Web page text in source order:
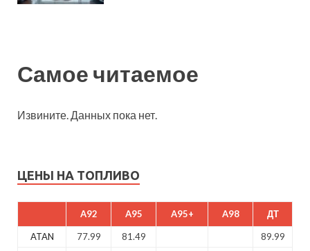
Самое читаемое
Извините. Данных пока нет.
ЦЕНЫ НА ТОПЛИВО
A92 A95 A95+ A98 ДТ
ATAN 77.99 81.49
89.99